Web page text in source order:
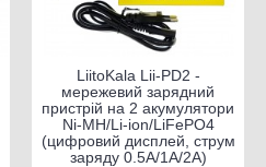
LiitoKala Lii-PD2 -
мережевий зарядний
пристрій на 2 акумулятори
Ni-MH/Li-ion/LiFePO4
(цифровий дисплей, струм
заряду 0.5A/1A/2A)